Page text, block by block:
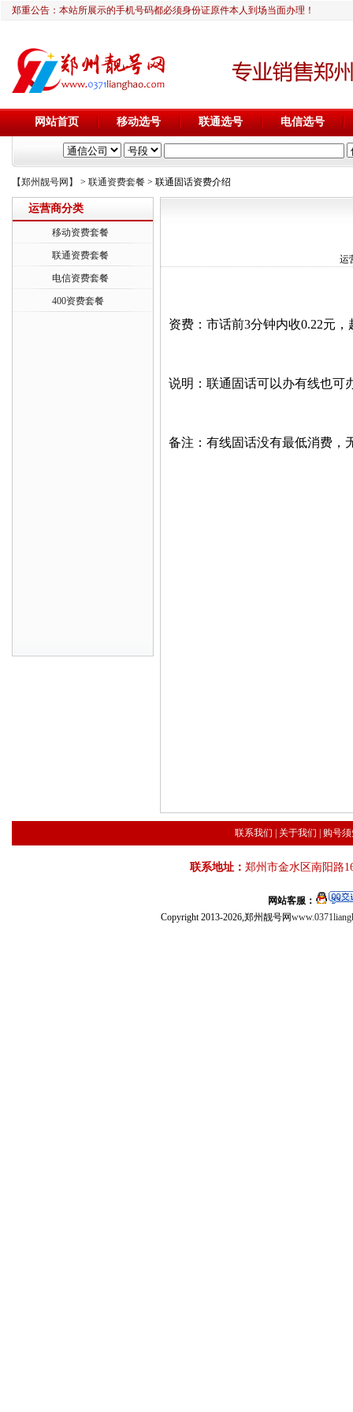
郑重公告：本站所展示的手机号码都必须身份证原件本人到场当面办理！
网站首页 移动选号 联通选号 电信选号
【郑州靓号网】 > 联通资费套餐 > 联通固话资费介绍
运营商分类
移动资费套餐
联通资费套餐
电信资费套餐
400资费套餐
运
资费：市话前3分钟内收0.22元
说明：联通固话可以办有线也可
备注：有线固话没有最低消费，
联系我们 关于我们 购号
联系地址： 郑州市金水区南阳路
网站客服：
Copyright 2013-2026,郑州靓号网